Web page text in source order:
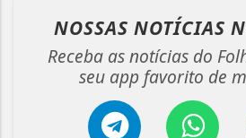
NOSSAS NOTÍCIAS
Receba as notícias do
seu app favorito de